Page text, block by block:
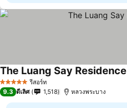
5 ดาว รีสอร์ท
The Luang Say Residence
9.3 ดีเลิศ 1,518 หลวงพระบาง